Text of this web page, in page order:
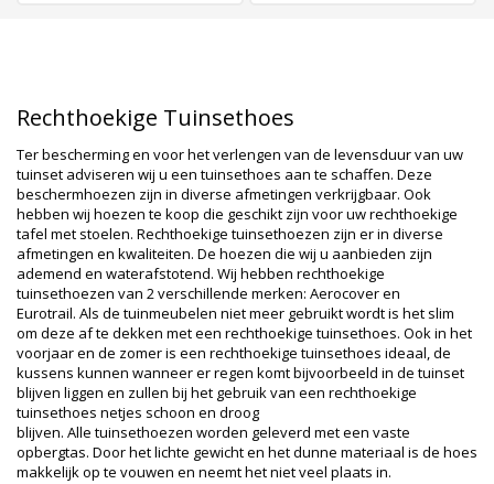
Rechthoekige Tuinsethoes
Ter bescherming en voor het verlengen van de levensduur van uw
tuinset adviseren wij u een tuinsethoes aan te schaffen. Deze
beschermhoezen zijn in diverse afmetingen verkrijgbaar. Ook
hebben wij hoezen te koop die geschikt zijn voor uw rechthoekige
tafel met stoelen. Rechthoekige tuinsethoezen zijn er in diverse
afmetingen en kwaliteiten. De hoezen die wij u aanbieden zijn
ademend en waterafstotend. Wij hebben rechthoekige
tuinsethoezen van 2 verschillende merken: Aerocover en
Eurotrail. Als de tuinmeubelen niet meer gebruikt wordt is het slim
om deze af te dekken met een rechthoekige tuinsethoes. Ook in het
voorjaar en de zomer is een rechthoekige tuinsethoes ideaal, de
kussens kunnen wanneer er regen komt bijvoorbeeld in de tuinset
blijven liggen en zullen bij het gebruik van een rechthoekige
tuinsethoes netjes schoon en droog
blijven. Alle tuinsethoezen worden geleverd met een vaste
opbergtas. Door het lichte gewicht en het dunne materiaal is de hoes
makkelijk op te vouwen en neemt het niet veel plaats in.